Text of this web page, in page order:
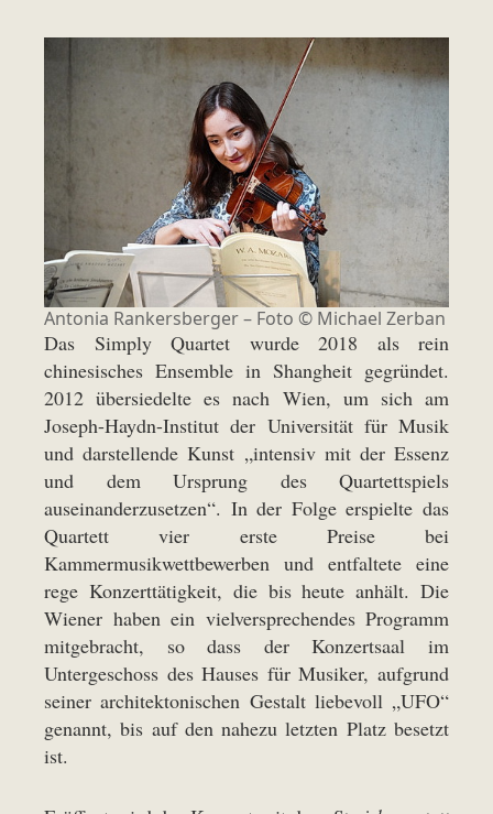
Antonia Rankersberger – Foto © Michael Zerban
Das Simply Quartet wurde 2018 als rein
chinesisches Ensemble in Shangheit gegründet.
2012 übersiedelte es nach Wien, um sich am
Joseph-Haydn-Institut der Universität für Musik
und darstellende Kunst „intensiv mit der Essenz
und dem Ursprung des Quartettspiels
auseinanderzusetzen“. In der Folge erspielte das
Quartett vier erste Preise bei
Kammermusikwettbewerben und entfaltete eine
rege Konzerttätigkeit, die bis heute anhält. Die
Wiener haben ein vielversprechendes Programm
mitgebracht, so dass der Konzertsaal im
Untergeschoss des Hauses für Musiker, aufgrund
seiner architektonischen Gestalt liebevoll „UFO“
genannt, bis auf den nahezu letzten Platz besetzt
ist.